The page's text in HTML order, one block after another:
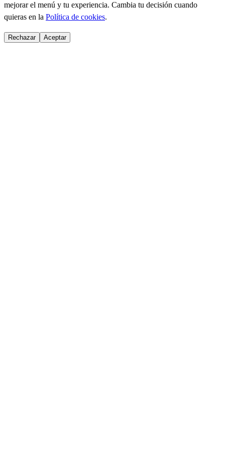
mejorar el menú y tu experiencia. Cambia tu decisión cuando
quieras en la Política de cookies.
Rechazar Aceptar